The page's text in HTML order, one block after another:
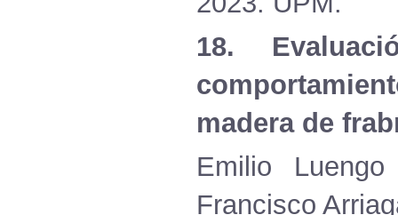
18.
madera de
Emilio
Francisco